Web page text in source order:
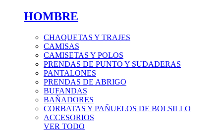
HOMBRE
CHAQUETAS Y TRAJES
CAMISAS
CAMISETAS Y POLOS
PRENDAS DE PUNTO Y SUDADERAS
PANTALONES
PRENDAS DE ABRIGO
BUFANDAS
BAÑADORES
CORBATAS Y PAÑUELOS DE BOLSILLO
ACCESORIOS
VER TODO